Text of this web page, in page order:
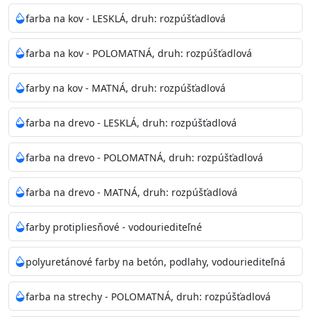
bohatej škále odtieňov.
Odtieň: Biela + je možné tónovať podľa RAL, NCS,
Pantone
Informácie k aplikácií
Pred použitím farbu narieďte do 10% vodou podľa
spôsobu aplikácie. Dobre premiešajte a občas opakujte
aj počas náteru. Naneste jednu
vrstvu štetcom, valčekom alebo striekacou pištoľou
farba zasychá na dotyk po 30-60min./23°C po
dokonalom preschnutí minimálne 3-
4hod/23°C je možné aplikovať ďalšiu vrstvu náteru.
Doba schnutia je závislá na poveternostných
podmienkach s vyššou vlhkosťou a nižšou
teplotou sa doba schnutia predlžuje.
farba na kov - LESKLÁ, druh: rozpúšťadlová
farba na kov - POLOMATNÁ, druh: rozpúšťadlová
farby na kov - MATNÁ, druh: rozpúšťadlová
farba na drevo - LESKLÁ, druh: rozpúšťadlová
farba na drevo - POLOMATNÁ, druh: rozpúšťadlová
farba na drevo - MATNÁ, druh: rozpúšťadlová
farby protipliesňové - vodouriediteľné
polyuretánové farby na betón, podlahy, vodouriediteľná
farba na strechy - POLOMATNÁ, druh: rozpúšťadlová